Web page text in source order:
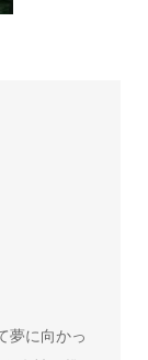
夢に向かっ